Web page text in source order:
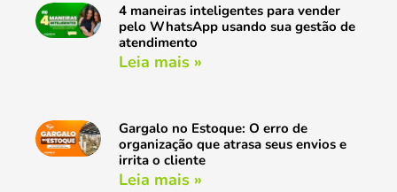
4 maneiras inteligentes para vender
pelo WhatsApp usando sua gestão de
atendimento
Leia mais »
Gargalo no Estoque: O erro de
organização que atrasa seus envios e
irrita o cliente
Leia mais »